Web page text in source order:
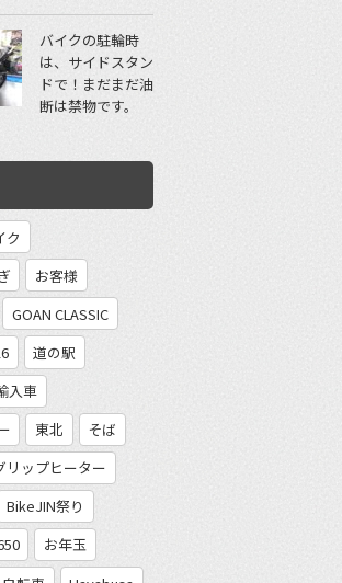
バイクの駐輪時
は、サイドスタン
ドで！まだまだ油
断は禁物です。
ク
お客様
GOAN CLASSIC
道の駅
入車
東北
そば
リップヒーター
BikeJIN祭り
お年玉